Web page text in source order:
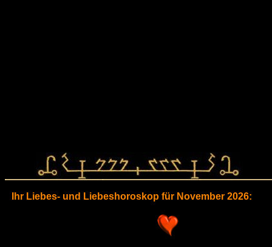
Ihr Liebes- und Liebeshoroskop für November 2026: